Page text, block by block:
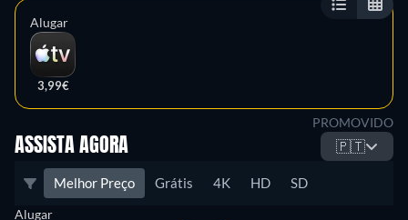
Alugar
3,99€
PROMOVIDO
ASSISTA AGORA 🇵🇹
Melhor Preço Grátis 4K HD SD
Alugar